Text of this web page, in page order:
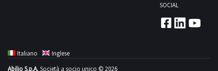
SOCIAL
Italiano
Inglese
Abilio S.p.A.Società a socio unico © 2026